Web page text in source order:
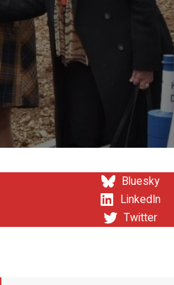
Bluesky
LinkedIn
Twitter